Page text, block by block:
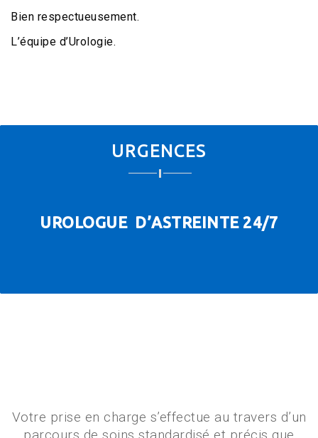
Bien respectueusement.
L’équipe d’Urologie.
URGENCES
UROLOGUE D’ASTREINTE 24/7
Votre prise en charge s’effectue au travers d’un